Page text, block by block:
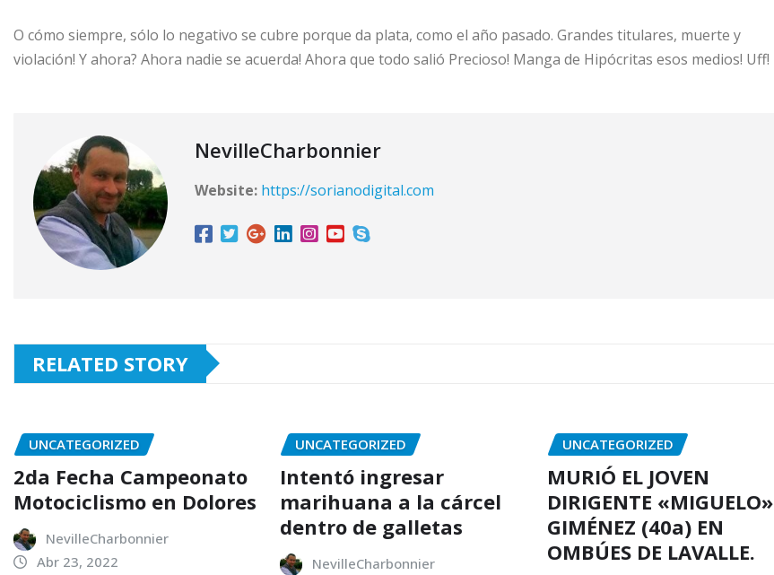
O cómo siempre, sólo lo negativo se cubre porque da plata, como el año pasado. Grandes titulares, muerte y
violación! Y ahora? Ahora nadie se acuerda! Ahora que todo salió Precioso! Manga de Hipócritas esos medios! Uff!
NevilleCharbonnier
Website: https://sorianodigital.com
RELATED STORY
UNCATEGORIZED
2da Fecha Campeonato
Motociclismo en Dolores
NevilleCharbonnier
Abr 23, 2022
UNCATEGORIZED
Intentó ingresar
marihuana a la cárcel
dentro de galletas
NevilleCharbonnier
UNCATEGORIZED
MURIÓ EL JOVEN
DIRIGENTE «MIGUELO»
GIMÉNEZ (40a) EN
OMBÚES DE LAVALLE.